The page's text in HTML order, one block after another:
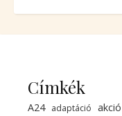
Címkék
A24 adaptáció akció